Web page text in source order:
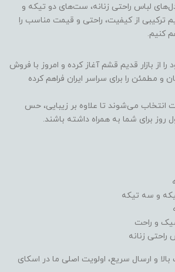
لباس راحتی زنانه، ست‌های دو تیکه و
ترکیبی از کیفیت، راحتی و قیمت مناسب را
کنیم.
از بازار قدیم قشم آغاز کرده و امروز با فروش
و مطمئن را برای سراسر ایران فراهم کرده
انتخاب می‌شوند تا علاوه بر زیبایی، حس
روز برای شما به همراه داشته باشند.
و سه تیکه
و راحت
زنانه
و ارسال سریع، اولویت اصلی ما در اسکای